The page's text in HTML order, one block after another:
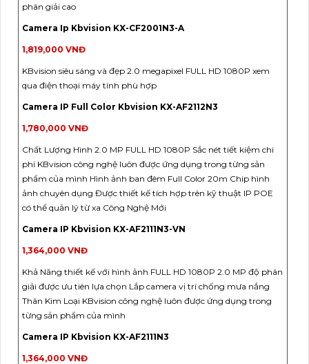
phân giải cao
Camera Ip Kbvision KX-CF2001N3-A
1,819,000 VNĐ
KBvision siêu sáng và đẹp 2.0 megapixel FULL HD 1080P xem
qua điện thoại máy tính phù hợp
Camera IP Full Color Kbvision KX-AF2112N3
1,780,000 VNĐ
Chất Lượng Hình 2.0 MP FULL HD 1080P Sắc nét tiết kiệm chi
phí KBvision công nghệ luôn được ứng dụng trong từng sản
phẩm của mình Hình ảnh ban đêm Full Color 20m Chip hình
ảnh chuyên dụng Được thiết kế tích hợp trên kỹ thuật IP POE
có thể quản lý từ xa Công Nghệ Mới
Camera IP Kbvision KX-AF2111N3-VN
1,364,000 VNĐ
Khả Năng thiết kế với hình ảnh FULL HD 1080P 2.0 MP độ phân
giải được ưu tiên lựa chọn Lắp camera vị trí chống mưa nắng
Thân Kim Loại KBvision công nghệ luôn được ứng dụng trong
từng sản phẩm của mình
Camera IP Kbvision KX-AF2111N3
1,364,000 VNĐ